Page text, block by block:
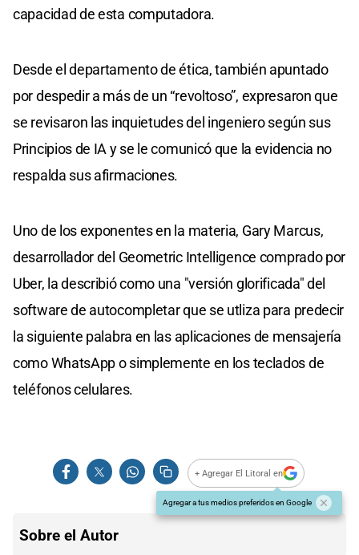
capacidad de esta computadora.
Desde el departamento de ética, también apuntado
por despedir a más de un “revoltoso”, expresaron que
se revisaron las inquietudes del ingeniero según sus
Principios de IA y se le comunicó que la evidencia no
respalda sus afirmaciones.
Uno de los exponentes en la materia, Gary Marcus,
desarrollador del Geometric Intelligence comprado por
Uber, la describió como una "versión glorificada" del
software de autocompletar que se utliza para predecir
la siguiente palabra en las aplicaciones de mensajería
como WhatsApp o simplemente en los teclados de
teléfonos celulares.
+ Agregar El Litoral en
Agregar a tus medios preferidos en Google
Sobre el Autor